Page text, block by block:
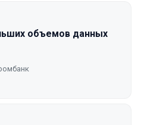
объемов данных